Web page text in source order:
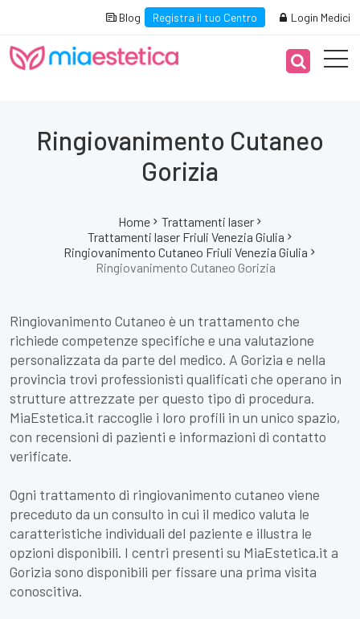
Blog Registra il tuo Centro Login Medici
Ringiovanimento Cutaneo
Gorizia
Home
Trattamenti laser
Trattamenti laser Friuli Venezia Giulia
Ringiovanimento Cutaneo Friuli Venezia Giulia
Ringiovanimento Cutaneo Gorizia
Ringiovanimento Cutaneo è un trattamento che
richiede competenze specifiche e una valutazione
personalizzata da parte del medico. A Gorizia e nella
provincia trovi professionisti qualificati che operano in
strutture attrezzate per questo tipo di procedura.
MiaEstetica.it raccoglie i loro profili in un unico spazio,
con recensioni di pazienti e informazioni di contatto
verificate.
Ogni trattamento di ringiovanimento cutaneo viene
preceduto da un consulto in cui il medico valuta le
caratteristiche individuali del paziente e illustra le
opzioni disponibili. I centri presenti su MiaEstetica.it a
Gorizia sono disponibili per fissare una prima visita
conoscitiva.